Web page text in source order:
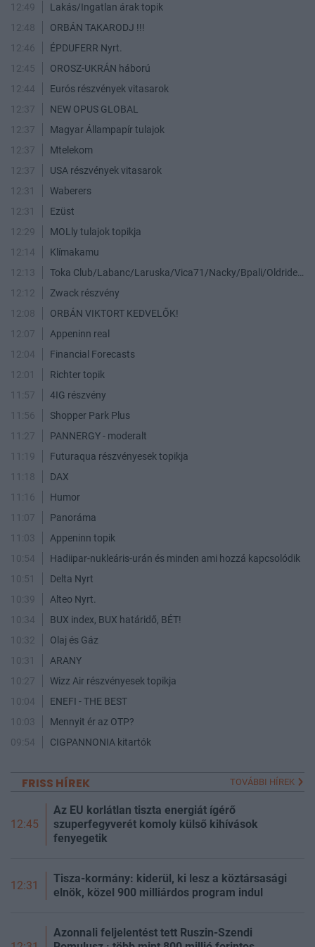
12:49
Lakás/Ingatlan árak topik
12:48
ORBÁN TAKARODJ !!!
12:46
ÉPDUFERR Nyrt.
12:45
OROSZ-UKRÁN háború
12:44
Eurós részvények vitasarok
12:37
NEW OPUS GLOBAL
12:37
Magyar Állampapír tulajok
12:37
Mtelekom
12:37
USA részvények vitasarok
12:31
Waberers
12:31
Ezüst
12:29
MOLly tulajok topikja
12:14
Klímakamu
12:13
12:12
Zwack részvény
12:08
ORBÁN VIKTORT KEDVELŐK!
12:07
Appeninn real
12:04
Financial Forecasts
12:01
Richter topik
11:57
4IG részvény
11:56
Shopper Park Plus
11:27
PANNERGY - moderalt
11:19
Futuraqua részvényesek topikja
11:18
DAX
11:16
Humor
11:07
Panoráma
11:03
Appeninn topik
10:54
Hadiipar-nukleáris-urán és minden ami hozzá kapcsolódik
10:51
Delta Nyrt
10:39
Alteo Nyrt.
10:34
BUX index, BUX határidő, BÉT!
10:32
Olaj és Gáz
10:31
ARANY
10:27
Wizz Air részvényesek topikja
10:04
ENEFI - THE BEST
10:03
Mennyit ér az OTP?
09:54
CIGPANNONIA kitartók
FRISS HÍREK TOVÁBBI HÍREK
12:45
Az EU korlátlan tiszta energiát ígérő
szuperfegyverét komoly külső kihívások
fenyegetik
12:31
Tisza-kormány: kiderül, ki lesz a köztársasági
elnök, közel 900 milliárdos program indul
Azonnali feljelentést tett Ruszin-Szendi